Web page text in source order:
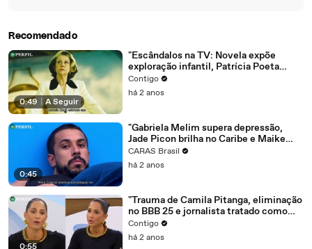
Recomendado
0:49 A Seguir
"Escândalos na TV: Novela expõe
exploração infantil, Patrícia Poeta
perde na Justiça e treta no BBB25"
Contigo
há 2 anos
0:45
"Gabriela Melim supera depressão,
Jade Picon brilha no Caribe e Maike
revela paredão do BBB 25"
CARAS Brasil
há 2 anos
"Trauma de Camila Pitanga, eliminação
no BBB 25 e jornalista tratado como
criminoso em audiência"
Contigo
há 2 anos